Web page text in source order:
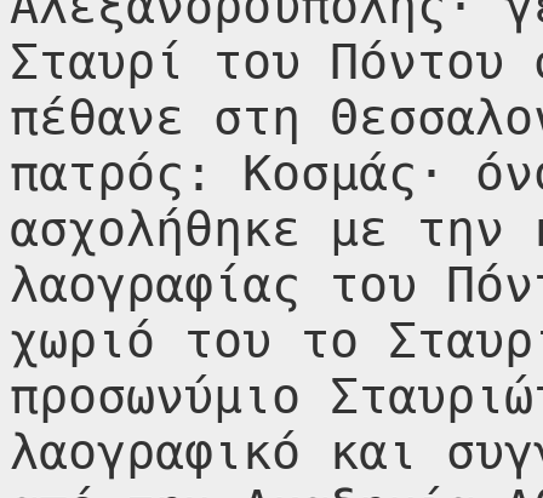
Σταυρί του Πόντου
πέθανε στη
πατρός: Κοσμάς·
ασχολήθηκε με την
λαογραφίας του
χωριό του το
προσωνύμιο
λαογραφικό και